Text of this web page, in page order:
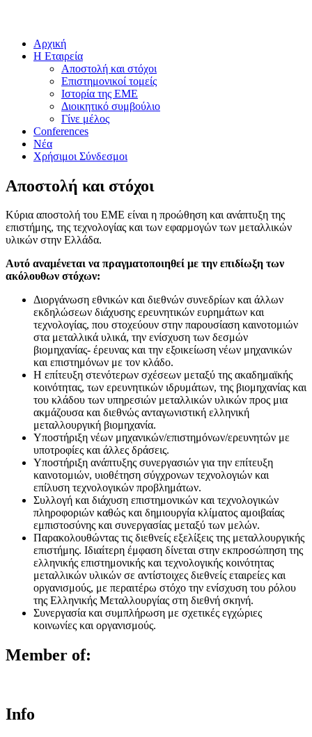
Αρχική
Η Εταιρεία
Αποστολή και στόχοι
Επιστημονικοί τομείς
Ιστορία της ΕΜΕ
Διοικητικό συμβούλιο
Γίνε μέλος
Conferences
Νέα
Χρήσιμοι Σύνδεσμοι
Αποστολή και στόχοι
Κύρια αποστολή του ΕΜΕ είναι η προώθηση και ανάπτυξη της
επιστήμης, της τεχνολογίας και των εφαρμογών των μεταλλικών
υλικών στην Ελλάδα.
Αυτό αναμένεται να πραγματοποιηθεί με την επιδίωξη των
ακόλουθων στόχων:
Διοργάνωση εθνικών και διεθνών συνεδρίων και άλλων
εκδηλώσεων διάχυσης ερευνητικών ευρημάτων και
τεχνολογίας, που στοχεύουν στην παρουσίαση καινοτομιών
στα μεταλλικά υλικά, την ενίσχυση των δεσμών
βιομηχανίας- έρευνας και την εξοικείωση νέων μηχανικών
και επιστημόνων με τον κλάδο.
Η επίτευξη στενότερων σχέσεων μεταξύ της ακαδημαϊκής
κοινότητας, των ερευνητικών ιδρυμάτων, της βιομηχανίας και
του κλάδου των υπηρεσιών μεταλλικών υλικών προς μια
ακμάζουσα και διεθνώς ανταγωνιστική ελληνική
μεταλλουργική βιομηχανία.
Υποστήριξη νέων μηχανικών/επιστημόνων/ερευνητών με
υποτροφίες και άλλες δράσεις.
Υποστήριξη ανάπτυξης συνεργασιών για την επίτευξη
καινοτομιών, υιοθέτηση σύγχρονων τεχνολογιών και
επίλυση τεχνολογικών προβλημάτων.
Συλλογή και διάχυση επιστημονικών και τεχνολογικών
πληροφοριών καθώς και δημιουργία κλίματος αμοιβαίας
εμπιστοσύνης και συνεργασίας μεταξύ των μελών.
Παρακολουθώντας τις διεθνείς εξελίξεις της μεταλλουργικής
επιστήμης. Ιδιαίτερη έμφαση δίνεται στην εκπροσώπηση της
ελληνικής επιστημονικής και τεχνολογικής κοινότητας
μεταλλικών υλικών σε αντίστοιχες διεθνείς εταιρείες και
οργανισμούς, με περαιτέρω στόχο την ενίσχυση του ρόλου
της Ελληνικής Μεταλλουργίας στη διεθνή σκηνή.
Συνεργασία και συμπλήρωση με σχετικές εγχώριες
κοινωνίες και οργανισμούς.
Member of:
Info